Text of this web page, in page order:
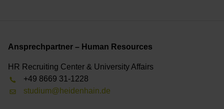
Ansprechpartner – Human Resources
HR Recruiting Center & University Affairs
+49 8669 31-1228
studium@heidenhain.de